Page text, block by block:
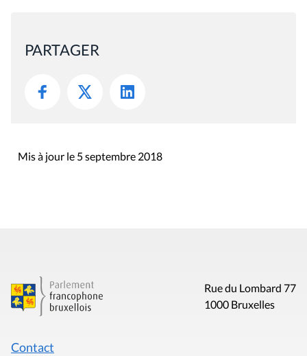
PARTAGER
Mis à jour le 5 septembre 2018
Rue du Lombard 77
1000 Bruxelles
Contact